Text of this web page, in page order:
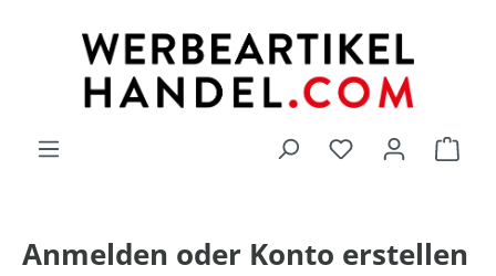
Du hast 0
Anmelden oder Konto erstellen